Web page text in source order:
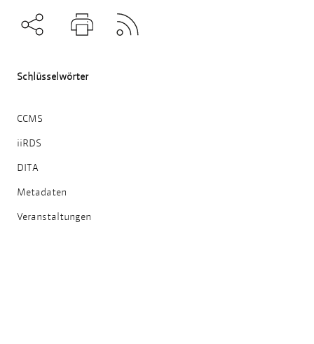
Schlüsselwörter
CCMS
iiRDS
DITA
Metadaten
Veranstaltungen